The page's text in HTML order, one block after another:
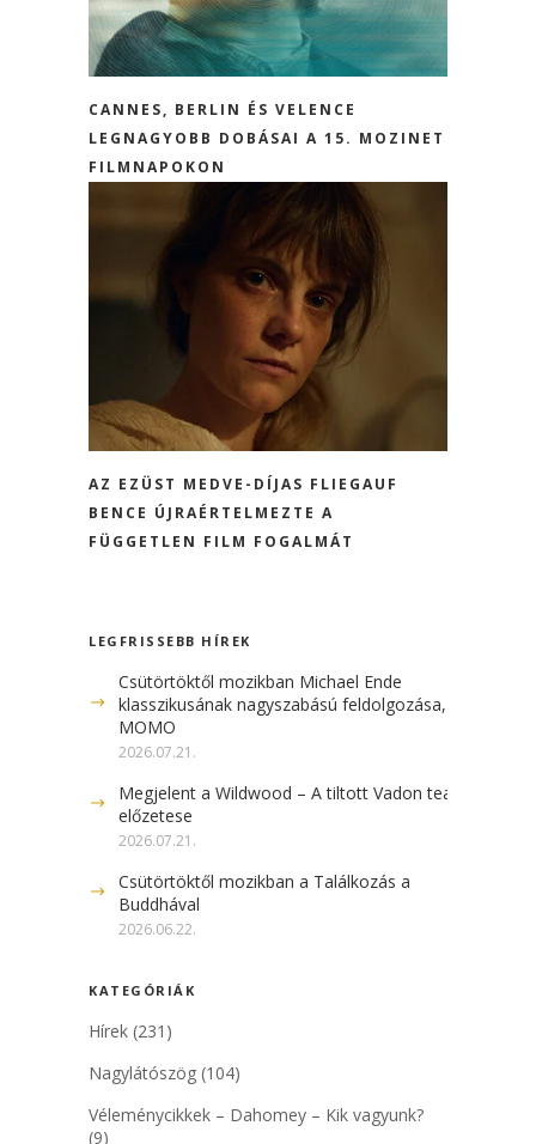
CANNES, BERLIN ÉS VELENCE
LEGNAGYOBB DOBÁSAI A 15. MOZINET
FILMNAPOKON
AZ EZÜST MEDVE-DÍJAS FLIEGAUF
BENCE ÚJRAÉRTELMEZTE A
FÜGGETLEN FILM FOGALMÁT
LEGFRISSEBB HÍREK
Csütörtöktől mozikban Michael Ende
klasszikusának nagyszabású feldolgozása, a
MOMO
2026.07.21.
Megjelent a Wildwood – A tiltott Vadon teaser
előzetese
2026.07.21.
Csütörtöktől mozikban a Találkozás a
Buddhával
2026.06.22.
KATEGÓRIÁK
Hírek (231)
Nagylátószög (104)
Véleménycikkek – Dahomey – Kik vagyunk?
(9)